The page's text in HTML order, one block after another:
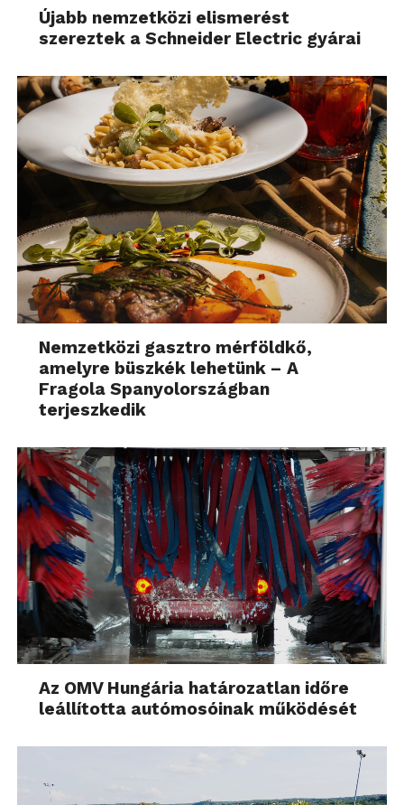
Újabb nemzetközi elismerést
szereztek a Schneider Electric gyárai
Nemzetközi gasztro mérföldkő,
amelyre büszkék lehetünk – A
Fragola Spanyolországban
terjeszkedik
Az OMV Hungária határozatlan időre
leállította autómosóinak működését